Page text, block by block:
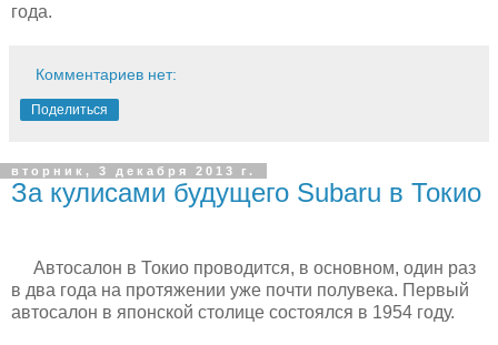
года.
Комментариев нет:
Поделиться
вторник, 3 декабря 2013 г.
За кулисами будущего Subaru в Токио
Автосалон в Токио проводится, в основном, один раз
в два года на протяжении уже почти полувека. Первый
автосалон в японской столице состоялся в 1954 году.